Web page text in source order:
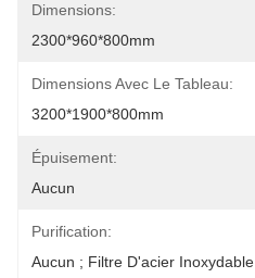
Dimensions:
2300*960*800mm
Dimensions Avec Le Tableau:
3200*1900*800mm
Épuisement:
Aucun
Purification:
Aucun ; Filtre D'acier Inoxydable